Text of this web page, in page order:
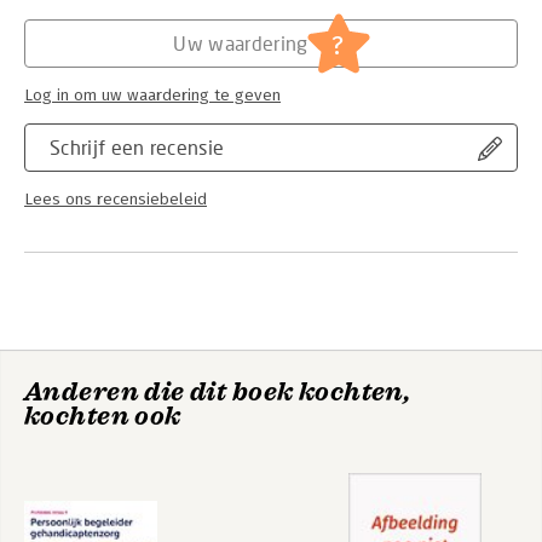
Schrijf een recensie
Lees ons recensiebeleid
Uw waardering ?
Log in om uw waardering te geven
Anderen die dit boek kochten,
kochten ook